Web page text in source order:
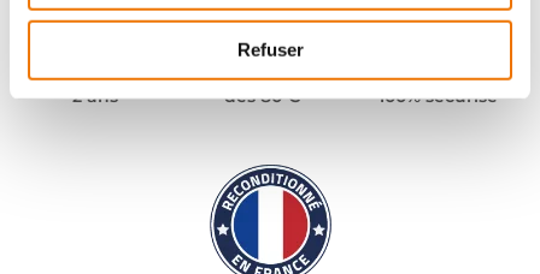
Refuser
Pièces garanties
2 ans
Port offert
dès 80 €
Paiement
100% sécurisé